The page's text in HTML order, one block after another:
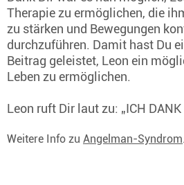
Therapie zu ermöglichen, die
zu stärken und Bewegungen
durchzuführen. Damit hast Du
Beitrag geleistet, Leon ein
Leben zu ermöglichen.
Leon ruft Dir laut zu: „ICH DANK
Weitere Info zu Angelman-Syndrom.